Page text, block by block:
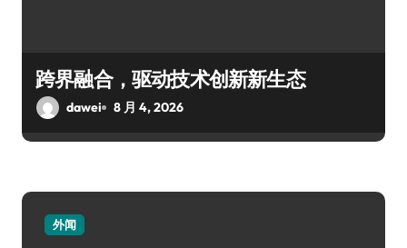
跨界融合，驱动技术创新新生态
dawei 8 月 4, 2026
外闻